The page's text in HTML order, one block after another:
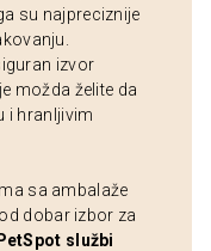
su najpreciznije
izvor
možda želite da
i hranljivim
sa ambalaže
dobar izbor za
PetSpot službi